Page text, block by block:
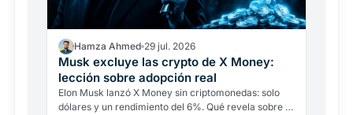
Hamza Ahmed 29 jul. 2026
Musk excluye las crypto de X Money:
lección sobre adopción real
Elon Musk lanzó X Money sin criptomonedas: solo
dólares y un rendimiento del 6%. Qué revela sobre la